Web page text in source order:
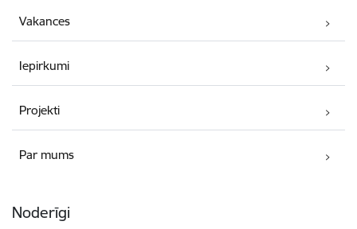
Vakances
Iepirkumi
Projekti
Par mums
Noderīgi